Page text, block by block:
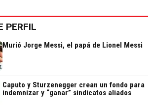
PERFIL
Murió Jorge Messi, el papá de Lionel Messi
Caputo y Sturzenegger crean un fondo para
indemnizar y “ganar” sindicatos aliados